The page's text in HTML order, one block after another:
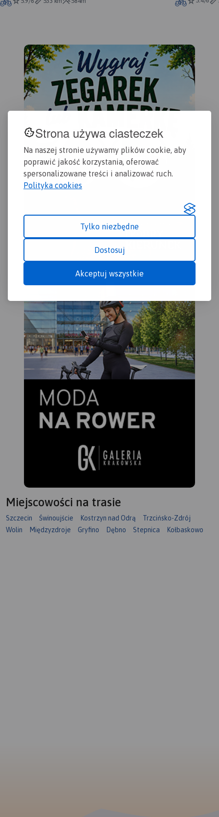
Strona używa ciasteczek
Na naszej stronie używamy plików cookie, aby
poprawić jakość korzystania, oferować
spersonalizowane treści i analizować ruch.
Polityka cookies
Tylko niezbędne
Dostosuj
Akceptuj wszystkie
turystyczne piesze i
rowerowe.
Miejscowości na trasie
Szczecin Świnoujście Kostrzyn nad Odrą
Trzcińsko-Zdrój
Wolin
Międzyzdroje Gryfino Dębno Stepnica Kołbaskowo